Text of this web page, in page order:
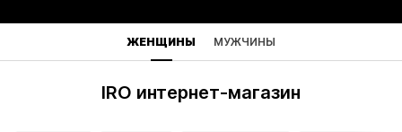
ЖЕНЩИНЫ МУЖЧИНЫ
IRO интернет-магазин